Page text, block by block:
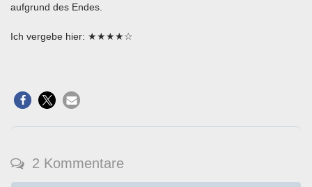
aufgrund des Endes.
Ich vergebe hier: ★★★★☆
2 Kommentare